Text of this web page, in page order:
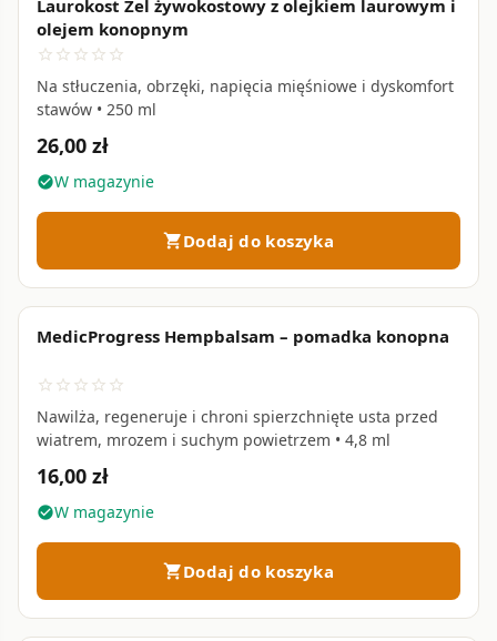
favorite_border
Laurokost Żel żywokostowy z olejkiem laurowym i
olejem konopnym
star_border star_border star_border star_border star_border
Na stłuczenia, obrzęki, napięcia mięśniowe i dyskomfort
stawów • 250 ml
26,00 zł
check_circleW magazynie
shopping_cartDodaj do koszyka
favorite_border
MedicProgress Hempbalsam – pomadka konopna
star_border star_border star_border star_border star_border
Nawilża, regeneruje i chroni spierzchnięte usta przed
wiatrem, mrozem i suchym powietrzem • 4,8 ml
16,00 zł
check_circleW magazynie
shopping_cartDodaj do koszyka